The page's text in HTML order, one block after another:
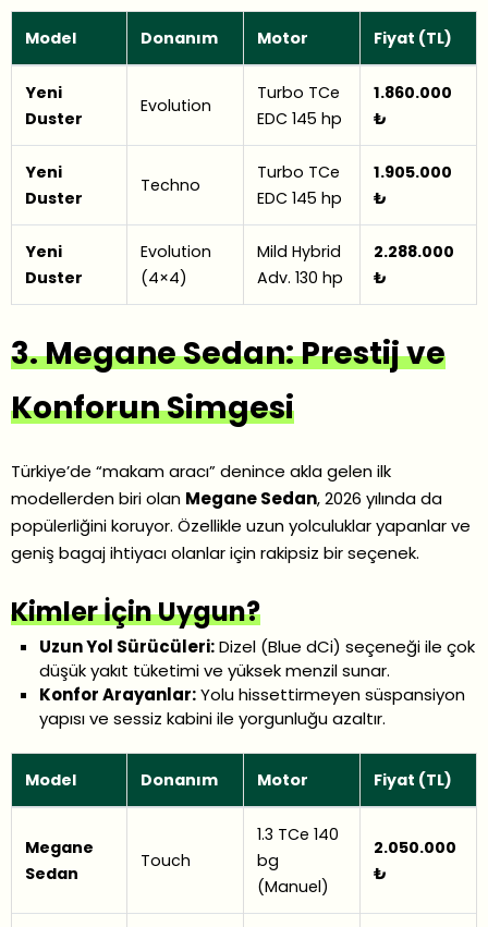
Model Donanım Motor Fiyat (TL)
Yeni
Duster
Evolution
Turbo TCe
EDC 145 hp
1.860.000
₺
Yeni
Duster
Techno
Turbo TCe
EDC 145 hp
1.905.000
₺
Yeni
Duster
Evolution
(4×4)
Mild Hybrid
Adv. 130 hp
2.288.000
₺
3. Megane Sedan: Prestij ve
Konforun Simgesi
Türkiye’de “makam aracı” denince akla gelen ilk
modellerden biri olan Megane Sedan, 2026 yılında da
popülerliğini koruyor. Özellikle uzun yolculuklar yapanlar ve
geniş bagaj ihtiyacı olanlar için rakipsiz bir seçenek.
Kimler İçin Uygun?
Uzun Yol Sürücüleri:Dizel (Blue dCi) seçeneği ile çok
düşük yakıt tüketimi ve yüksek menzil sunar.
Konfor Arayanlar:Yolu hissettirmeyen süspansiyon
yapısı ve sessiz kabini ile yorgunluğu azaltır.
Model Donanım Motor Fiyat (TL)
Megane
Sedan
Touch
1.3 TCe 140
bg
(Manuel)
2.050.000
₺